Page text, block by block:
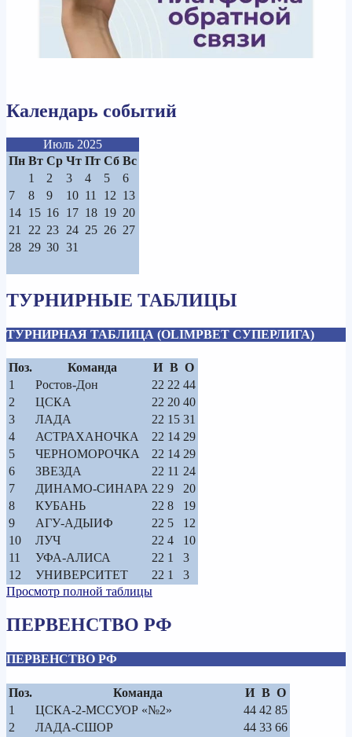
Календарь событий
Июль 2025
Пн Вт Ср Чт Пт Сб Вс
1
2 3 4 5
6
7
8 9 10 11 12 13
14 15 16 17 18 19 20
21
22 23 24 25 26 27
28 29 30 31
ТУРНИРНЫЕ ТАБЛИЦЫ
ТУРНИРНАЯ ТАБЛИЦА (OLIMPBET СУПЕРЛИГА)
Поз. Команда И В О
1
Ростов-Дон 22 22 44
2
ЦСКА 22 20 40
3
ЛАДА 22 15 31
4
АСТРАХАНОЧКА 22 14 29
5
ЧЕРНОМОРОЧКА 22 14 29
6
ЗВЕЗДА 22 11 24
7
ДИНАМО-СИНАРА 22 9
20
8
КУБАНЬ 22 8
19
9
АГУ-АДЫИФ 22 5
12
10
ЛУЧ 22 4
10
11
УФА-АЛИСА 22 1
3
12
УНИВЕРСИТЕТ 22 1
3
Просмотр полной таблицы
ПЕРВЕНСТВО РФ
ПЕРВЕНСТВО РФ
Поз. Команда И В О
1
ЦСКА-2-МССУОР «№2» 44 42 85
2
ЛАДА-СШОР 44 33 66